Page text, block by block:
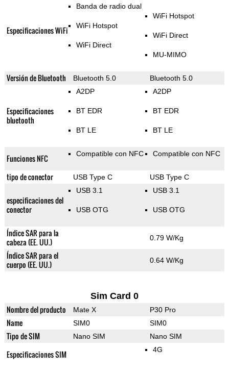
Especificaciones WiFi
Banda de radio dual
WiFi Hotspot
WiFi Direct
WiFi Hotspot
WiFi Direct
MU-MIMO
Versión de Bluetooth Bluetooth 5.0 Bluetooth 5.0
Especificaciones
bluetooth
A2DP
BT EDR
BT LE
A2DP
BT EDR
BT LE
Funciones NFC Compatible con NFC Compatible con NFC
tipo de conector USB Type C USB Type C
especificaciones del
conector
USB 3.1
USB OTG
USB 3.1
USB OTG
Índice SAR para la
cabeza (EE. UU.)
0.79 W/Kg
Índice SAR para el
cuerpo (EE. UU.)
0.64 W/Kg
Sim Card 0
Nombre del producto Mate X P30 Pro
Name SIM0 SIM0
Tipo de SIM Nano SIM Nano SIM
Especificaciones SIM 4G